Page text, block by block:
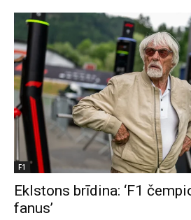
F1
Eklstons brīdina: ‘F1
fanus’